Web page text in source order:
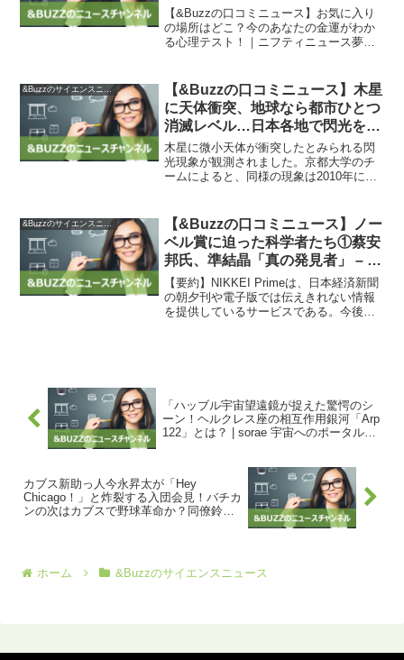
フティニュース
【&Buzzの口コミニュース】お気に入り
の場所はどこ？今のあなたの金運がわか
る心理テスト！｜ニフティニュース夢の
こでしょうか？プール、リビング、バル
コニー、ガーデンの中...
&Buzzのサイエンスニュース
【&Buzzの口コミニュース】木星
に天体衝突、地球なら都市ひとつ
消滅レベル…日本各地で閃光を観
測 : 読売新聞
木星に微小天体が衝突したとみられる閃
光現象が観測されました。京都大学のチ
ームによると、同様の現象は2010年に初
衝突していた場合、都市一つがなくなる
ほどの規模だと言われ...
&Buzzのサイエンスニュース
【&Buzzの口コミニュース】ノー
ベル賞に迫った科学者たち①蔡安
邦氏、準結晶「真の発見者」 – 日
本経済新聞
【要約】NIKKEI Primeは、日本経済新聞
の朝夕刊や電子版では伝えきれない情報
を提供しているサービスである。今後も
「ハッブル宇宙望遠鏡が捉えた驚愕のシ
ーン！ヘルクレス座の相互作用銀河「Arp
122」とは？ | sorae 宇宙へのポータルサ
カブス新助っ人今永昇太が「Hey
Chicago！」と炸裂する入団会見！バチカ
ンの次はカブスで野球革命か？同僚鈴木
ホーム &Buzzのサイエンスニュース